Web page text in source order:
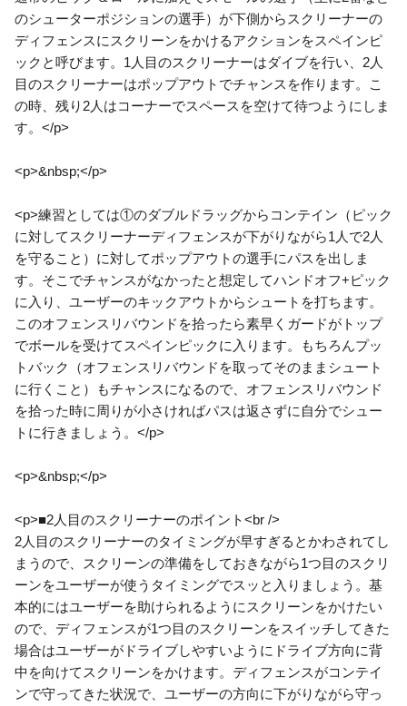
のシューターポジションの選手）が下側からスクリーナーの
ディフェンスにスクリーンをかけるアクションをスペインピ
ックと呼びます。1人目のスクリーナーはダイブを行い、2人
目のスクリーナーはポップアウトでチャンスを作ります。こ
の時、残り2人はコーナーでスペースを空けて待つようにしま
す。</p>
<p>&nbsp;</p>
<p>練習としては①のダブルドラッグからコンテイン（ピック
に対してスクリーナーディフェンスが下がりながら1人で2人
を守ること）に対してポップアウトの選手にパスを出しま
す。そこでチャンスがなかったと想定してハンドオフ+ピック
に入り、ユーザーのキックアウトからシュートを打ちます。
このオフェンスリバウンドを拾ったら素早くガードがトップ
でボールを受けてスペインピックに入ります。もちろんプッ
トバック（オフェンスリバウンドを取ってそのままシュート
に行くこと）もチャンスになるので、オフェンスリバウンド
を拾った時に周りが小さければパスは返さずに自分でシュー
トに行きましょう。</p>
<p>&nbsp;</p>
<p>■2人目のスクリーナーのポイント<br />
2人目のスクリーナーのタイミングが早すぎるとかわされてし
まうので、スクリーンの準備をしておきながら1つ目のスクリ
ーンをユーザーが使うタイミングでスッと入りましょう。基
本的にはユーザーを助けられるようにスクリーンをかけたい
ので、ディフェンスが1つ目のスクリーンをスイッチしてきた
場合はユーザーがドライブしやすいようにドライブ方向に背
中を向けてスクリーンをかけます。ディフェンスがコンテイ
ンで守ってきた状況で、ユーザーの方向に下がりながら守っ